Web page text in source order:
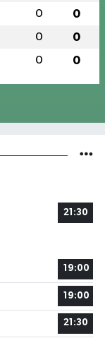
0 0
0 0
0 0
21:30
19:00
19:00
21:30